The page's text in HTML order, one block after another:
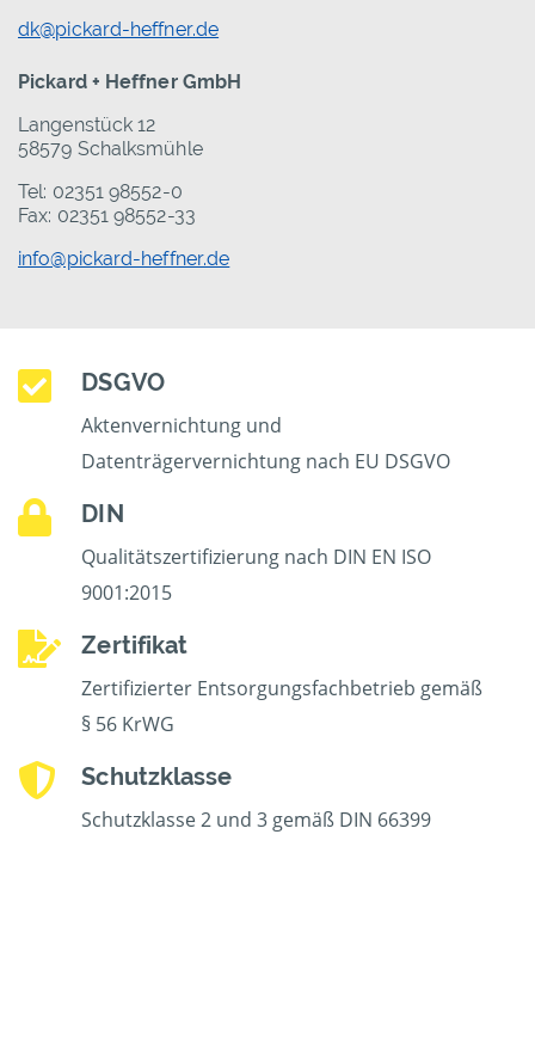
dk@pickard-heffner.de
Pickard + Heffner GmbH
Langenstück 12
58579 Schalksmühle
Tel: 02351 98552-0
Fax: 02351 98552-33
info@pickard-heffner.de
DSGVO
Aktenvernichtung und
Datenträgervernichtung nach EU DSGVO
DIN
Qualitätszertifizierung nach DIN EN ISO
9001:2015
Zertifikat
Zertifizierter Entsorgungsfachbetrieb gemäß
§ 56 KrWG
Schutzklasse
Schutzklasse 2 und 3 gemäß DIN 66399